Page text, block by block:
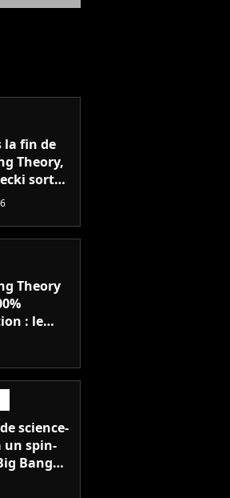
la fin de
Theory,
sort
pour un
ne
Theory
: le
off va
des
science-
un spin-
Bang
aura